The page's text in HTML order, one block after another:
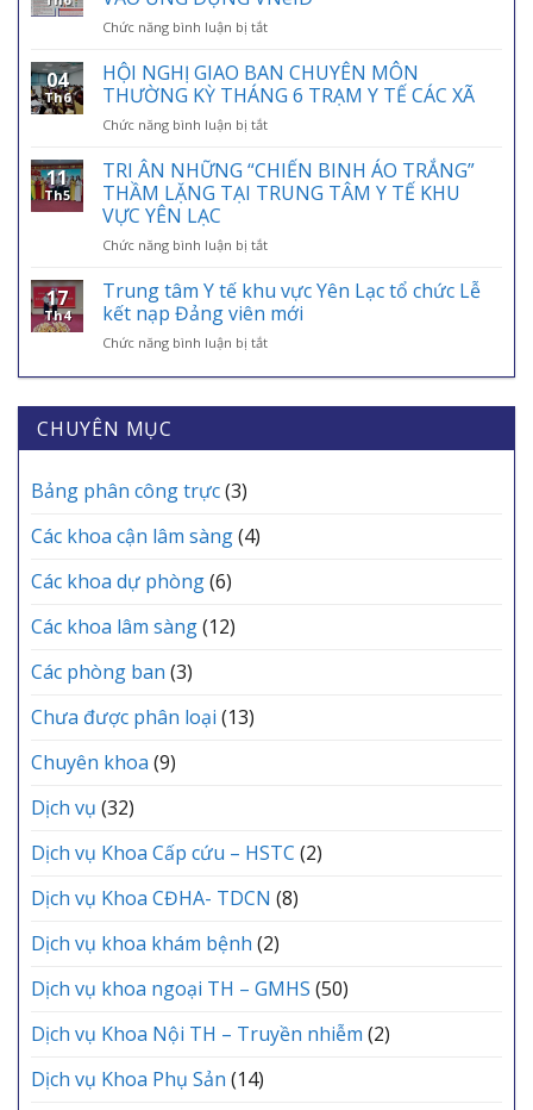
BẢO
HIỂM
TẾ
VIỆT
01/7:
HIỂM
Y
ĐIỂM
AN
SINH,
KHÓA
BẢO
MỖI
Chức năng bình luận bị tắtở
DẪN
TÍCH
HỢP
THẺ
HIỂM
Y
ỨNG
VNeID
04
Th6
HỘI NGHỊ GIAO BAN CHUYÊN MÔN
THƯỜNG KỲ THÁNG 6 TRẠM Y TẾ CÁC XÃ
Chức năng bình luận bị tắtở
NGHỊ
GIAO
BAN
MÔN
KỲ
THÁNG
6
TRẠM
CÁC
11
Th5
TRI ÂN NHỮNG “CHIẾN BINH ÁO TRẮNG”
THẦM LẶNG TẠI TRUNG TÂM Y TẾ KHU
VỰC YÊN LẠC
Chức năng bình luận bị tắtở
ÂN
NHỮNG
“CHIẾN
BINH
THẦM
TẠI
17
Th4
Trung tâm Y tế khu vực Yên Lạc tổ chức Lễ
kết nạp Đảng viên mới
Chức năng bình luận bị tắtở
tâm
Y
CHUYÊN MỤC
Bảng phân công trực(3)
Các khoa cận lâm sàng(4)
Các khoa dự phòng(6)
Các khoa lâm sàng(12)
Các phòng ban (3)
Chưa được phân loại (13)
Chuyên khoa (9)
Dịch vụ (32)
Dịch vụ Khoa Cấp cứu – HSTC (2)
Dịch vụ Khoa CĐHA- TDCN (8)
Dịch vụ khoa khám bệnh (2)
Dịch vụ khoa ngoại TH – GMHS (50)
Dịch vụ Khoa Nội TH – Truyền nhiễm (2)
Dịch vụ Khoa Phụ Sản (14)